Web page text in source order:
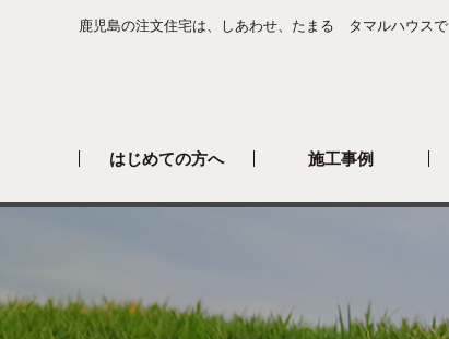
鹿児島の注文住宅は、しあわせ、たまる タマルハウスで
はじめての方へ 施工事例